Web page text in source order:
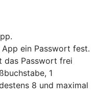
App ein Passwort fest.
das Passwort frei
1
8 und maximal